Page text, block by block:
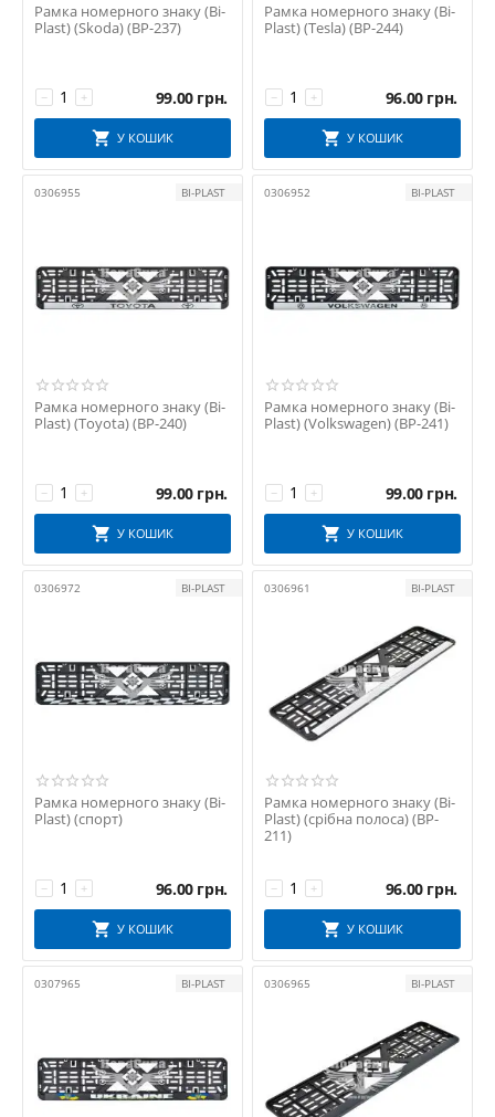
Рамка номерного знаку (Bi-
Plast) (Skoda) (BP-237)
+
− 99.00 грн.
У КОШИК
Рамка номерного знаку (Bi-
Plast) (Tesla) (BP-244)
+
− 96.00 грн.
У КОШИК
0306955 BI-PLAST
Рамка номерного знаку (Bi-
Plast) (Toyota) (BP-240)
+
− 99.00 грн.
У КОШИК
0306952 BI-PLAST
Рамка номерного знаку (Bi-
Plast) (Volkswagen) (BP-241)
+
− 99.00 грн.
У КОШИК
0306972 BI-PLAST
Рамка номерного знаку (Bi-
Plast) (спорт)
+
− 96.00 грн.
У КОШИК
0306961 BI-PLAST
Рамка номерного знаку (Bi-
Plast) (срібна полоса) (BP-
211)
+
− 96.00 грн.
У КОШИК
0307965 BI-PLAST 0306965 BI-PLAST